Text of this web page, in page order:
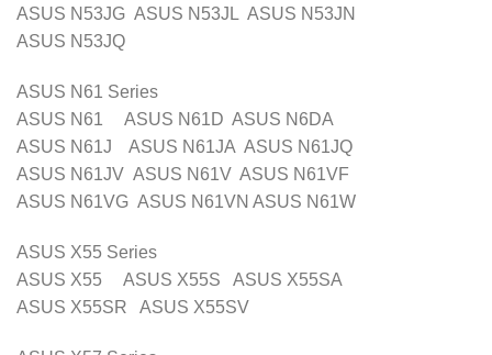
ASUS N53JG ASUS N53JL ASUS N53JN
ASUS N53JQ
ASUS N61 Series
ASUS N61 ASUS N61D ASUS N6DA
ASUS N61J ASUS N61JA ASUS N61JQ
ASUS N61JV ASUS N61V ASUS N61VF
ASUS N61VG ASUS N61VN ASUS N61W
ASUS X55 Series
ASUS X55 ASUS X55S ASUS X55SA
ASUS X55SR ASUS X55SV